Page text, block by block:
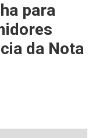
para
da Nota